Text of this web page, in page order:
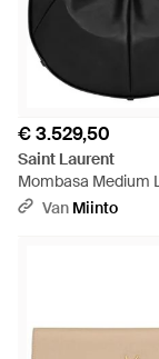
€ 3.529,50
Saint Laurent
Mombasa Medium
Zwart
Van Miinto